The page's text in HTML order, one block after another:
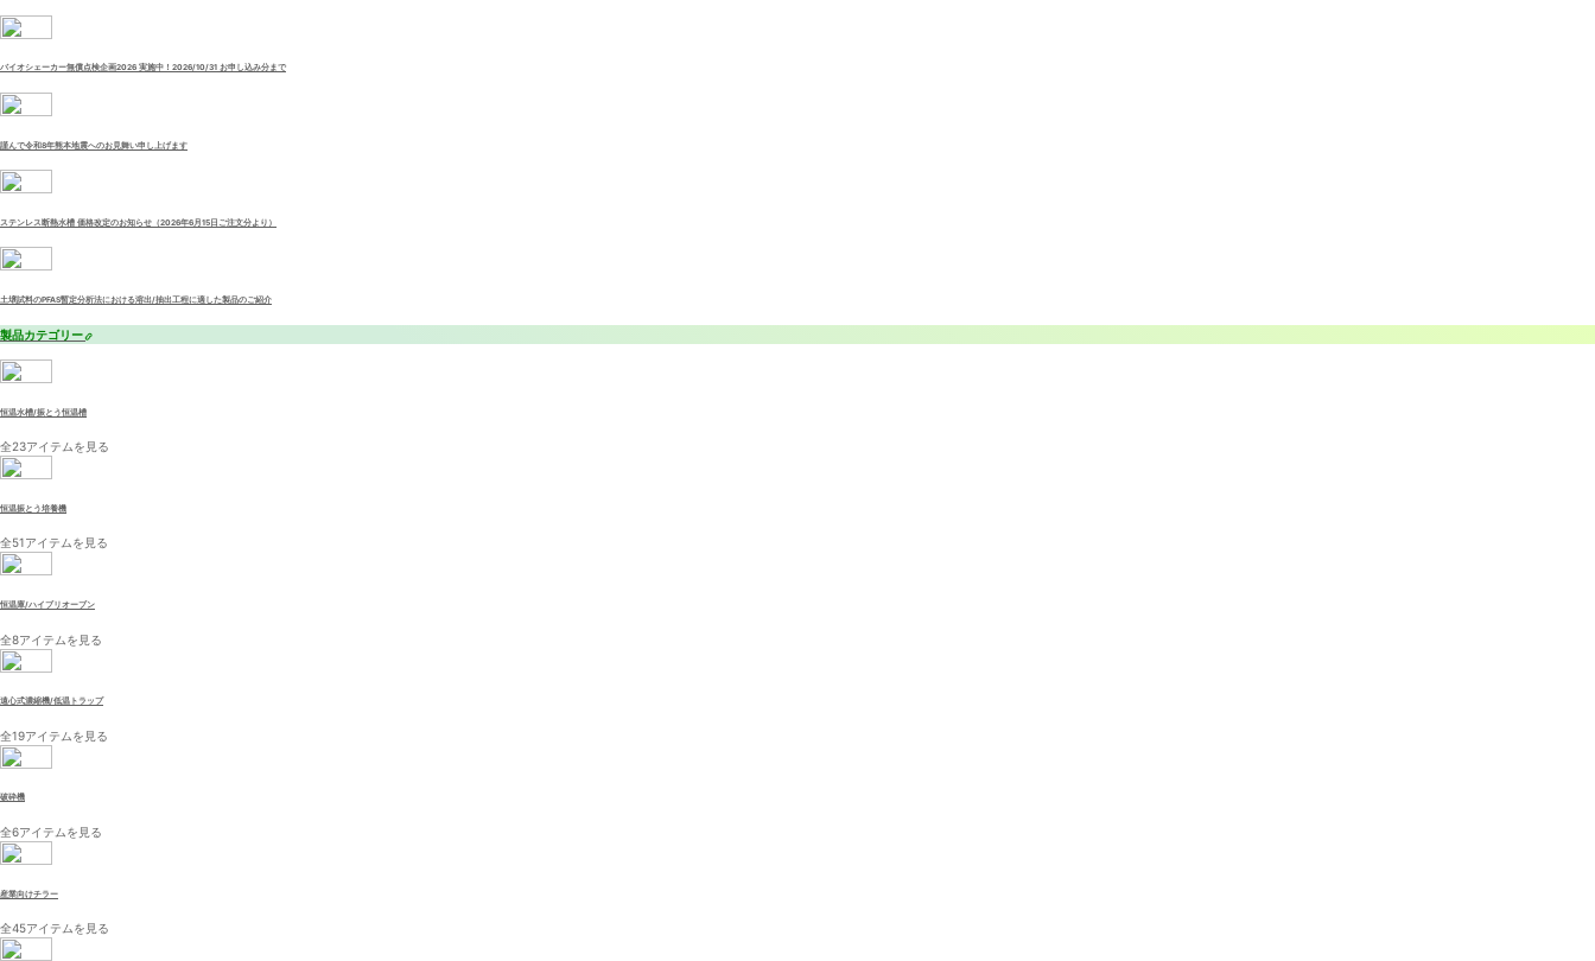
バイオシェーカー無償点検企画2026 実施中！2026/10/31 お申し込み分まで
謹んで令和8年熊本地震へのお見舞い申し上げます
ステンレス断熱水槽 価格改定のお知らせ（2026年6月15日ご注文分より）
土壌試料のPFAS暫定分析法における溶出/抽出工程に適した製品のご紹介
製品カテゴリー
恒温水槽/振とう恒温槽
全23アイテムを見る
恒温振とう培養機
全51アイテムを見る
恒温庫/ハイブリオーブン
全8アイテムを見る
遠心式濃縮機/低温トラップ
全19アイテムを見る
破砕機
全6アイテムを見る
産業向けチラー
全45アイテムを見る